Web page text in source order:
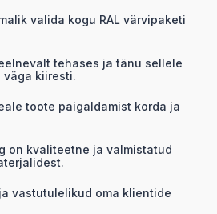
valida kogu RAL värvipaketi
tehases ja tänu sellele
väga kiiresti.
toote paigaldamist korda ja
on kvaliteetne ja valmistatud
vastutulelikud oma klientide